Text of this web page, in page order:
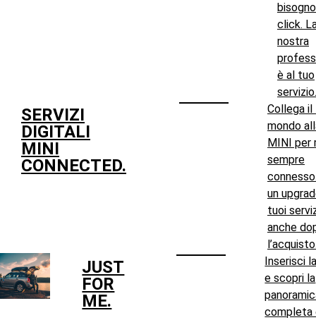
click.
nostra
è al tuo
servizio.
SERVIZI
DIGITALI
MINI
CONNECTED.
Collega il
mondo
MINI per
sempre
un
tuoi
anche
JUST
FOR
ME.
Inserisci
e scopri la
completa